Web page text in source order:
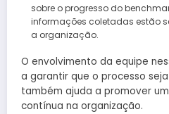
sobre o progresso do
informações coletadas estão
a organização.
O envolvimento da equipe
a garantir que o processo
também ajuda a promover
contínua na organização.